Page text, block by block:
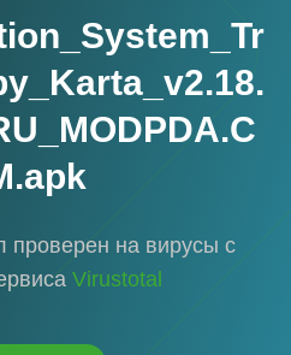
на вирусы с
Virustotal